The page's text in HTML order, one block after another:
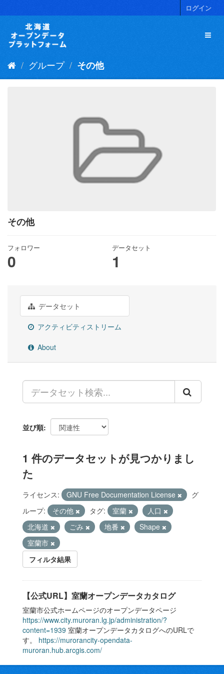
キ
ログイン
グループ その他
その他
フォロワー
0
データセット
1
データセット
アクティビティストリーム
About
並び順
1 件のデータセットが見つかりまし
た
ライセンス: GNU Free Documentation License
グ
ループ:
その他 タグ: 室蘭
人口
北海道
ごみ 地番
Shape
室蘭市
フィルタ結果
【公式URL】室蘭オープンデータカタログ
室蘭市公式ホームページのオープンデータページ
https://www.city.muroran.lg.jp/administration/?
content=1939 室蘭オープンデータカタログへのURLで
す。 https://murorancity-opendata-
muroran.hub.arcgis.com/